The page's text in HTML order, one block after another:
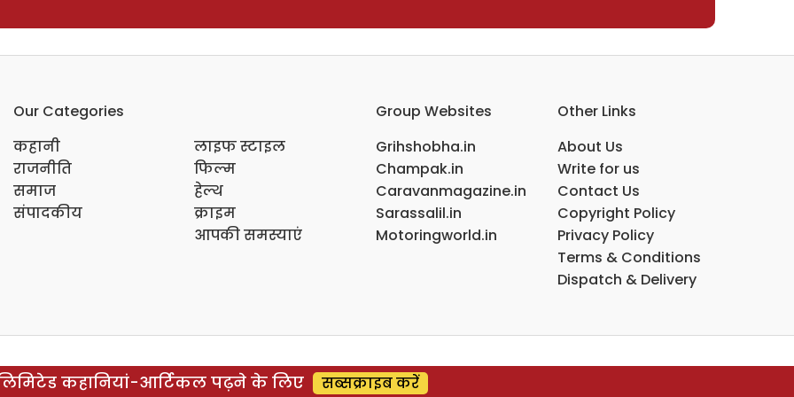
Our Categories
कहानी
राजनीति
समाज
संपादकीय
लाइफ स्टाइल
फिल्म
हेल्थ
क्राइम
आपकी समस्याएं
Group Websites
Grihshobha.in
Champak.in
Caravanmagazine.in
Sarassalil.in
Motoringworld.in
Other Links
About Us
Write for us
Contact Us
Copyright Policy
Privacy Policy
Terms & Conditions
Dispatch & Delivery
कहानियां-आर्टिकल पढ़ने के लिए सब्सक्राइब करें